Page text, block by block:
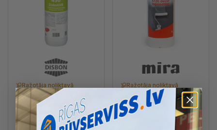
Ražotāja noliktavā
Disbon DisboXAN 450
Fassadenschutz
Impregnants minerālām
virsmām 1L
Ražotāja noliktavā
Mira 4720 Decor
topcoating Impregnants,
aizsargslānis Mira 6820